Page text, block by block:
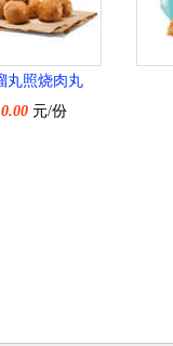
丸照烧肉丸
元/份